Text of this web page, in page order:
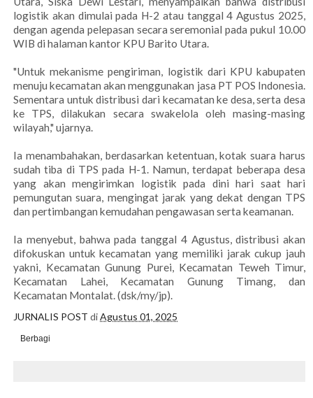
logistik akan dimulai pada H-2 atau tanggal 4 Agustus 2025,
dengan agenda pelepasan secara seremonial pada pukul 10.00
WIB di halaman kantor KPU Barito Utara.
"Untuk mekanisme pengiriman, logistik dari KPU kabupaten
menuju kecamatan akan menggunakan jasa PT POS Indonesia.
Sementara untuk distribusi dari kecamatan ke desa, serta desa
ke TPS, dilakukan secara swakelola oleh masing-masing
wilayah," ujarnya.
Ia menambahakan, berdasarkan ketentuan, kotak suara harus
sudah tiba di TPS pada H-1. Namun, terdapat beberapa desa
yang akan mengirimkan logistik pada dini hari saat hari
pemungutan suara, mengingat jarak yang dekat dengan TPS
dan pertimbangan kemudahan pengawasan serta keamanan.
Ia menyebut, bahwa pada tanggal 4 Agustus, distribusi akan
difokuskan untuk kecamatan yang memiliki jarak cukup jauh
yakni, Kecamatan Gunung Purei, Kecamatan Teweh Timur,
Kecamatan Lahei, Kecamatan Gunung Timang, dan
Kecamatan Montalat. (dsk/my/jp).
JURNALIS POST diAgustus 01, 2025
Berbagi